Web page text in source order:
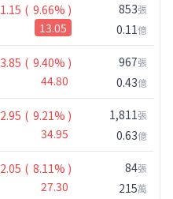
1.15 ( 9.66% )
13.05
853張
0.11億
3.85 ( 9.40% )
44.80
967張
0.43億
2.95 ( 9.21% )
34.95
1,811張
0.63億
2.05 ( 8.11% )
27.30
84張
215萬